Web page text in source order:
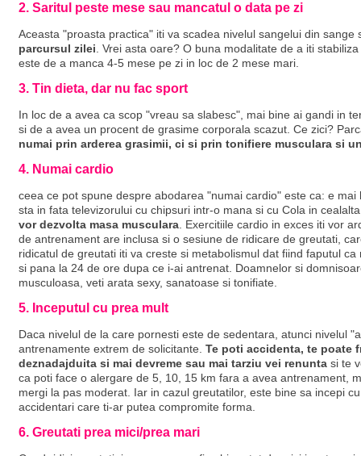
2. Saritul peste mese sau mancatul o data pe zi
Aceasta "proasta practica" iti va scadea nivelul sangelui din sange
parcursul zilei . Vrei asta oare? O buna modalitate de a iti
este de a manca 4-5 mese pe zi in loc de 2 mese mari.
3. Tin dieta, dar nu fac sport
In loc de a avea ca scop "vreau sa slabesc", mai bine ai gandi in
si de a avea un procent de grasime corporala scazut. Ce zici?
numai prin arderea grasimii, ci si prin tonifiere musculara si
4. Numai cardio
ceea ce pot spune despre abodarea "numai cardio" este ca: e
sta in fata televizorului cu chipsuri intr-o mana si cu Cola in
vor dezvolta masa musculara . Exercitiile cardio in exces iti vor
de antrenament are inclusa si o sesiune de ridicare de greutati,
ridicatul de greutati iti va creste si metabolismul dat fiind faputul
si pana la 24 de ore dupa ce i-ai antrenat. Doamnelor si
musculoasa, veti arata sexy, sanatoase si tonifiate.
5. Inceputul cu prea mult
Daca nivelul de la care pornesti este de sedentara, atunci nivelul
antrenamente extrem de solicitante. Te poti accidenta, te poate
deznadajduita si mai devreme sau mai tarziu vei renunta si te
ca poti face o alergare de 5, 10, 15 km fara a avea antrenament,
mergi la pas moderat. Iar in cazul greutatilor, este bine sa incepi
accidentari care ti-ar putea compromite forma.
6. Greutati prea mici/prea mari